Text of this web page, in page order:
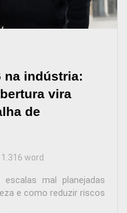
na indústria:
vira
de
1.316 word
mal planejadas
e como reduzir riscos